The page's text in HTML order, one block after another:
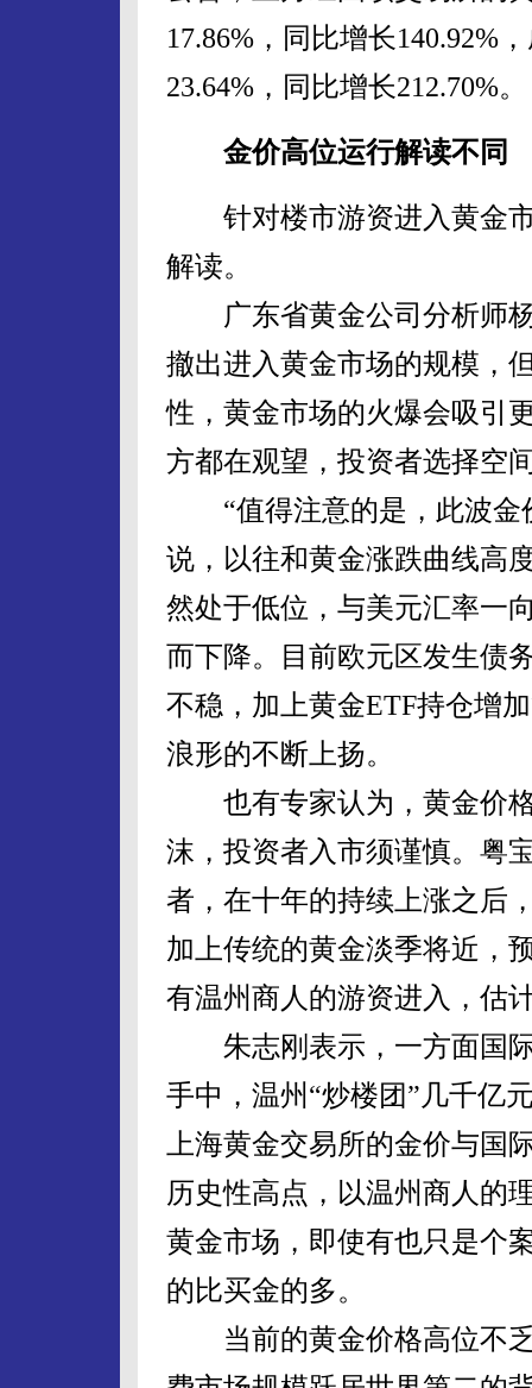
17.86%，同比增长140.92%
23.64%，同比增长212.70%。
金价高位运行解读不同
针对楼市游资进入黄金市
解读。
广东省黄金公司分析师杨
撤出进入黄金市场的规模，
性，黄金市场的火爆会吸引
方都在观望，投资者选择空
“值得注意的是，此波金
说，以往和黄金涨跌曲线高
然处于低位，与美元汇率一
而下降。目前欧元区发生债
不稳，加上黄金ETF持仓增
浪形的不断上扬。
也有专家认为，黄金价格
沫，投资者入市须谨慎。粤
者，在十年的持续上涨之后
加上传统的黄金淡季将近，
有温州商人的游资进入，估
朱志刚表示，一方面国际
手中，温州“炒楼团”几千亿
上海黄金交易所的金价与国
历史性高点，以温州商人的
黄金市场，即使有也只是个
的比买金的多。
当前的黄金价格高位不乏